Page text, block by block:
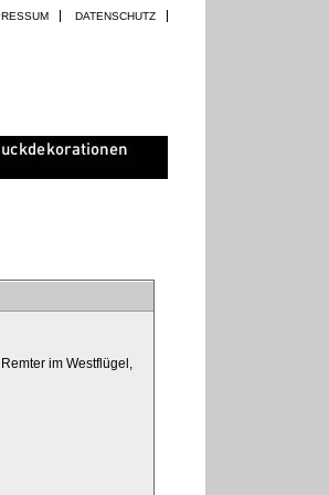
DATENSCHUTZ
im Westflügel,